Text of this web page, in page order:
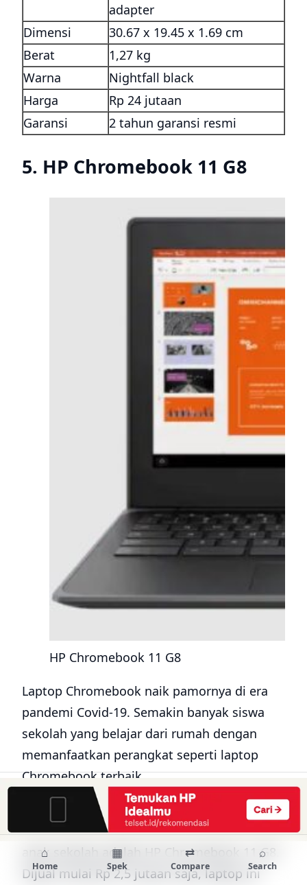
adapter
Dimensi
30.67 x 19.45 x 1.69 cm
Berat
1,27 kg
Warna
Nightfall black
Harga
Rp 24 jutaan
Garansi
2 tahun garansi resmi
5. HP Chromebook 11 G8
HP Chromebook 11 G8
Laptop Chromebook naik pamornya di era
pandemi Covid-19. Semakin banyak siswa
sekolah yang belajar dari rumah dengan
memanfaatkan perangkat seperti laptop
Chromebook terbaik.
Daftar laptop terbaru HP dengan harga
murah dan spesifikasinya bagus untuk anak-
anak sekolah adalah HP Chromebook 11 G8.
Dijual mulai Rp 2,5 jutaan saja, laptop ini
⌂
Home
▦
Spek
⇄
Compare
⌕
Search